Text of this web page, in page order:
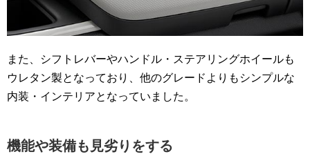
また、シフトレバーやハンドル・ステアリングホイールも
ウレタン製となっており、他のグレードよりもシンプルな
内装・インテリアとなっていました。
機能や装備も見劣りをする